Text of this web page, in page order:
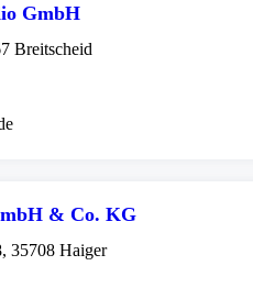
GmbH
Breitscheid
& Co. KG
35708 Haiger